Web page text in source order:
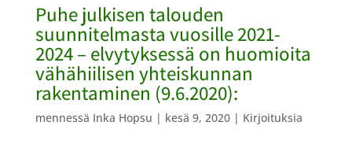
Puhe julkisen talouden
suunnitelmasta vuosille 2021-
2024 – elvytyksessä on huomioita
vähähiilisen yhteiskunnan
rakentaminen (9.6.2020):
mennessä Inka Hopsu | kesä 9, 2020| Kirjoituksia